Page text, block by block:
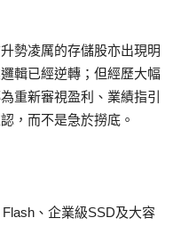
勢凌厲的存儲股亦出現明
輯已經逆轉；但經歷大幅
重新審視盈利、業績指引
，而不是急於撈底。
、企業級SSD及大容